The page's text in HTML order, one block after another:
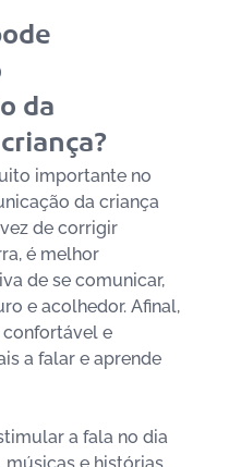
da
importante no
da criança
de corrigir
é melhor
de se comunicar,
e acolhedor. Afinal,
confortável e
a falar e aprende
a fala no dia